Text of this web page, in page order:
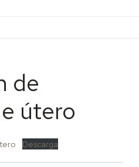
de
útero
Descarga